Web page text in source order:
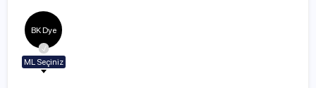
BK Dye
ML Seçiniz
100ml